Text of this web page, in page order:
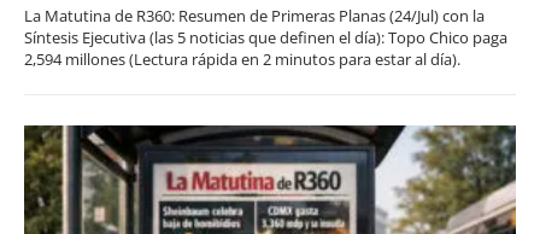
La Matutina de R360: Resumen de Primeras Planas (24/Jul) con la
Síntesis Ejecutiva (las 5 noticias que definen el día): Topo Chico paga
2,594 millones (Lectura rápida en 2 minutos para estar al día).